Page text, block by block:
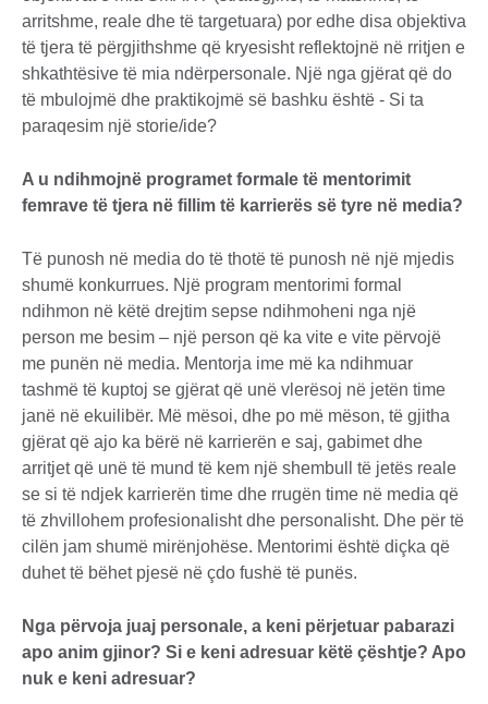
arritshme, reale dhe të targetuara) por edhe disa objektiva
të tjera të përgjithshme që kryesisht reflektojnë në rritjen e
shkathtësive të mia ndërpersonale. Një nga gjërat që do
të mbulojmë dhe praktikojmë së bashku është - Si ta
paraqesim një storie/ide?
A u ndihmojnë programet formale të mentorimit
femrave të tjera në fillim të karrierës së tyre në media?
Të punosh në media do të thotë të punosh në një mjedis
shumë konkurrues. Një program mentorimi formal
ndihmon në këtë drejtim sepse ndihmoheni nga një
person me besim – një person që ka vite e vite përvojë
me punën në media. Mentorja ime më ka ndihmuar
tashmë të kuptoj se gjërat që unë vlerësoj në jetën time
janë në ekuilibër. Më mësoi, dhe po më mëson, të gjitha
gjërat që ajo ka bërë në karrierën e saj, gabimet dhe
arritjet që unë të mund të kem një shembull të jetës reale
se si të ndjek karrierën time dhe rrugën time në media që
të zhvillohem profesionalisht dhe personalisht. Dhe për të
cilën jam shumë mirënjohëse. Mentorimi është diçka që
duhet të bëhet pjesë në çdo fushë të punës.
Nga përvoja juaj personale, a keni përjetuar pabarazi
apo anim gjinor? Si e keni adresuar këtë çështje? Apo
nuk e keni adresuar?